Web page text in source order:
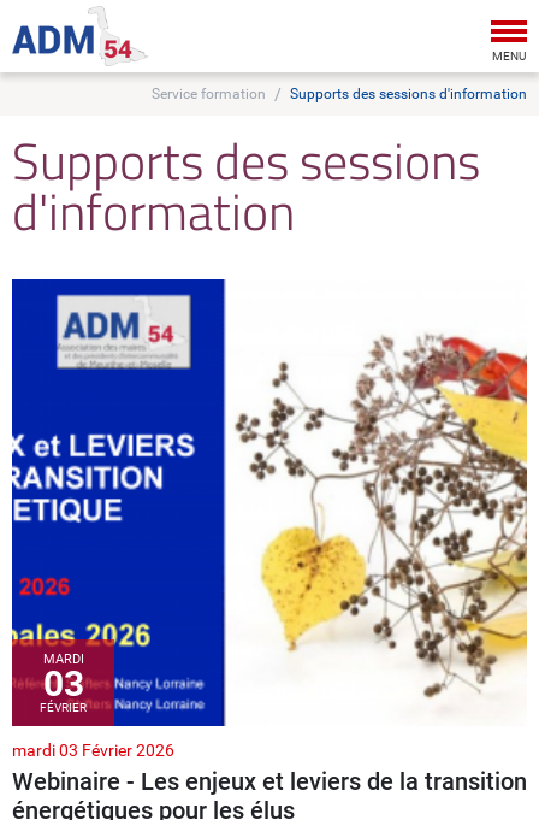
MENU
Service formation Supports des sessions d'information
Supports des sessions
d'information
MARDI
03
FÉVRIER
mardi 03 Février 2026
Webinaire - Les enjeux et leviers de la transition
énergétiques pour les élus